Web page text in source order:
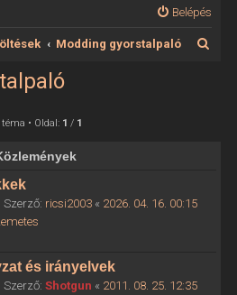
Belépés
Modding gyorstalpaló
téma • Oldal: 1 / 1
Szerző: ricsi2003« 2026. 04. 16. 00:15
és irányelvek
Szerző: Shotgun « 2011. 08. 25. 12:35